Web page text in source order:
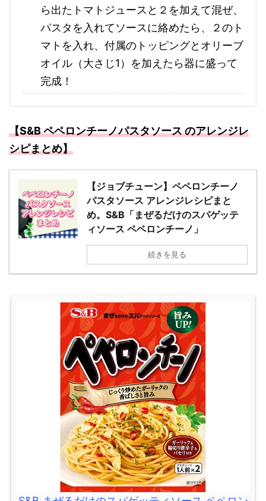
ら出たトマトジュースと２を加えて混ぜ、
パスタを入れてソースに絡めたら、２のト
マトを入れ、付属のトッピングとオリーブ
オイル（大さじ1）を加えたら器に盛って
完成！
【S&B ペペロンチーノパスタソース のアレンジレ
シピまとめ】
【ジョブチューン】ペペロンチーノ
パスタソース アレンジレシピまと
め。S&B「まぜるだけのスパゲッテ
ィソース ペペロンチーノ」
続きを見る